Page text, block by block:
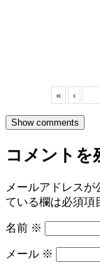
« ‹
Show comments
コメントを
メールアドレスが
ている欄は必須項
名前 ※
メール ※